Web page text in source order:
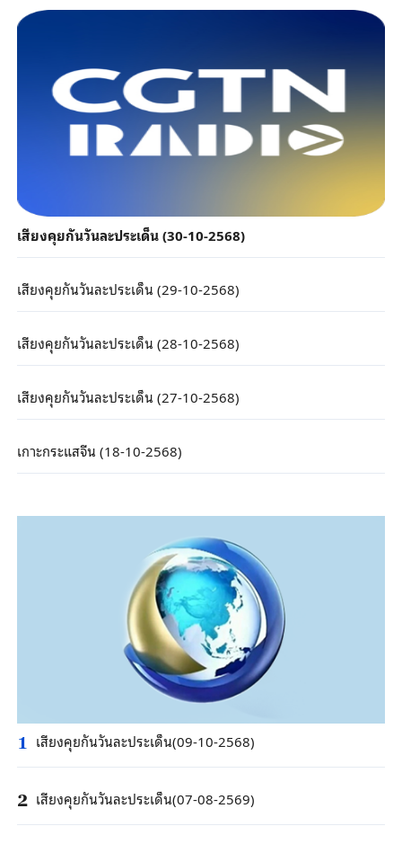
เสียงคุยกันวันละประเด็น (30-10-2568)
เสียงคุยกันวันละประเด็น (29-10-2568)
เสียงคุยกันวันละประเด็น (28-10-2568)
เสียงคุยกันวันละประเด็น (27-10-2568)
เกาะกระแสจีน (18-10-2568)
1 เสียงคุยกันวันละประเด็น(09-10-2568)
2 เสียงคุยกันวันละประเด็น(07-08-2569)